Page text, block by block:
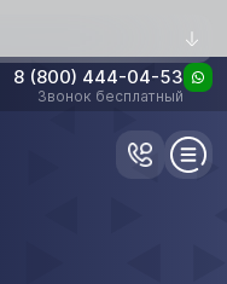
8 (800) 444-04-53
Звонок бесплатный